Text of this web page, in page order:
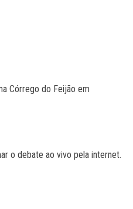
Córrego do Feijão em
o debate ao vivo pela internet.